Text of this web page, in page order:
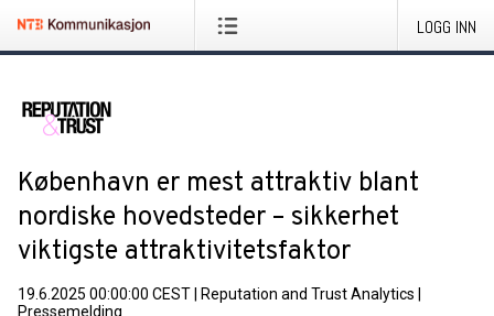
LOGG INN
København er mest attraktiv blant
nordiske hovedsteder – sikkerhet
viktigste attraktivitetsfaktor
19.6.2025 00:00:00 CEST Reputation and Trust Analytics
Pressemelding